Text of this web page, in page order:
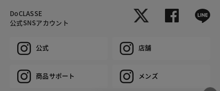
DoCLASSE
公式SNSアカウント
公式 店舗
商品サポート メンズ